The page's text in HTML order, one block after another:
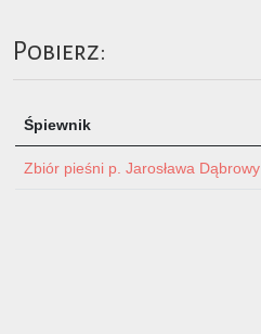
Pobierz:
Śpiewnik
Zbiór pieśni p. Jarosława Dąbrowy